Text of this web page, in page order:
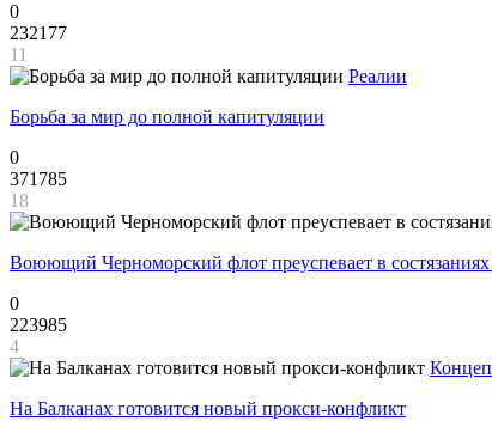
0
232177
11
Реалии
Борьба за мир до полной капитуляции
0
371785
18
Воюющий Черноморский флот преуспевает в
0
223985
4
На Балканах готовится новый прокси-конфликт